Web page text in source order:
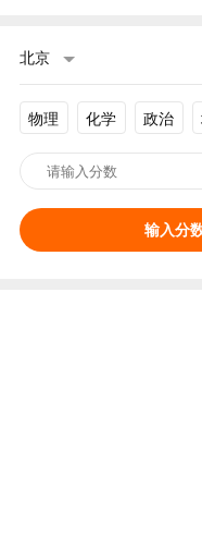
北京
物理 化学 政治
输入分